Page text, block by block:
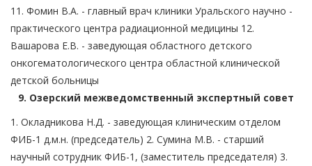
11. Фомин В.А. - главный врач клиники Уральского научно -
практического центра радиационной медицины 12.
Вашарова Е.В. - заведующая областного детского
онкогематологического центра областной клинической
детской больницы
9. Озерский межведомственный экспертный совет
1. Окладникова Н.Д. - заведующая клиническим отделом
ФИБ-1 д.м.н. (председатель) 2. Сумина М.В. - старший
научный сотрудник ФИБ-1, (заместитель председателя) 3.